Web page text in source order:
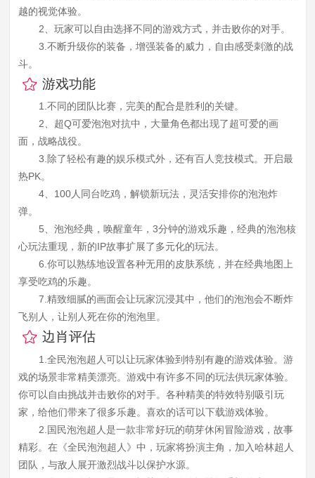
越的视觉体验。
2、玩家可以自由选择不同的游戏方式，并击败你的对手。
3.不断升级你的装备，增强装备的威力，自由感受刺激的战
斗。
游戏功能
1.不同的团队比赛，完美的配合是胜利的关键。
2、超Q可爱泡泡对抗中，大量角色都出现了超可爱的画
面，战略战役。
3.除了轻松有趣的娱乐模式外，还有百人竞技模式。开启最
热PK。
4、100人同台吃鸡，解锁新玩法，灵活安排你的泡泡炸
弹。
5、泡泡经典，唤醒童年，3分钟的游戏乐趣，经典的泡泡核
心玩法重现，新的IP故事扩展了多元化的玩法。
6.你可以熟练地设置各种无用的皮肤系统，并在经典地图上
享受吃鸡的乐趣。
7.精致细腻的画面会让玩家沉浸其中，他们的泡泡会不断炸
飞别人，让别人死在你的泡泡里。
边肖评估
1.全民泡泡超人可以让玩家体验到特别有趣的游戏体验。游
戏的场景非常精美漂亮。游戏中有许多不同的玩法供玩家体验。
你可以自由挑战并击败你的对手。各种精美的特效特别吸引玩
家，给他们带来了很多乐趣。喜欢的话可以下载游戏体验。
2.国民泡泡超人是一款非常好玩的萌芽休闲冒险游戏，故事
精彩。在《全民泡泡超人》中，玩家将扮演主角，加入哈林超人
团队，与敌人展开激烈战斗以保护水源。